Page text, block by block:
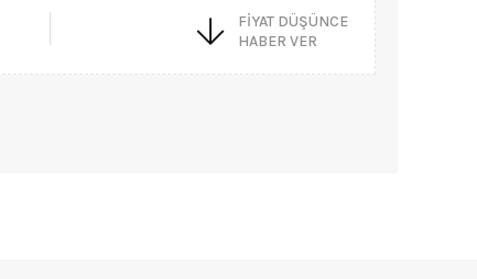
FIYAT DÜŞÜNCE
HABER VER